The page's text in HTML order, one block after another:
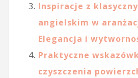
Inspiracje z
angielskim w
Elegancja i
Praktyczne
czyszczenia